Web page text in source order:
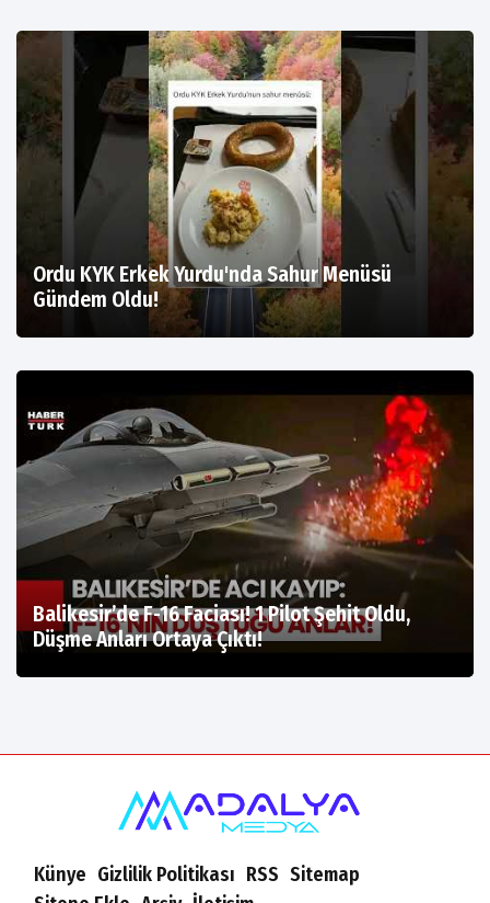
Ordu KYK Erkek Yurdu'nda Sahur Menüsü
Gündem Oldu!
Balikesir’de F-16 Faciası! 1 Pilot Şehit Oldu,
Düşme Anları Ortaya Çıktı!
Künye Gizlilik Politikası RSS Sitemap